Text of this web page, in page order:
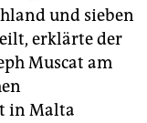
und sieben
erklärte der
Muscat am
in Malta